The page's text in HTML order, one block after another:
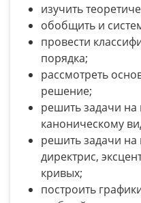
изучить
обобщить и
провести
порядка;
рассмотреть
решение;
решить задачи
каноническому
решить задачи
директрис,
кривых;
построить